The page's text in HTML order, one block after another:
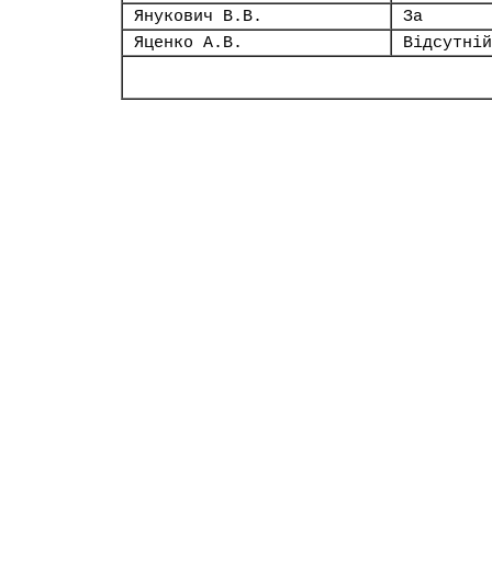
Янукович В.В.
За
Яценко А.В.
Відсутній